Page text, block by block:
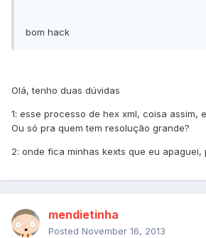
bom hack
Olá, tenho duas dúvidas
1: esse processo de hex xml, coisa assim,
Ou só pra quem tem resolução grande?
2: onde fica minhas kexts que eu apaguei,
mendietinha
Posted November 16, 2013